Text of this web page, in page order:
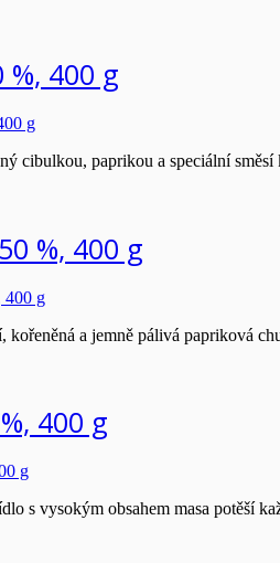
%, 400 g
cibulkou, paprikou a speciální
%, 400 g
kořeněná a jemně pálivá papriková
400 g
s vysokým obsahem masa potěší